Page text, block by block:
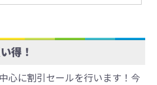
得！
心に割引セールを行います！今